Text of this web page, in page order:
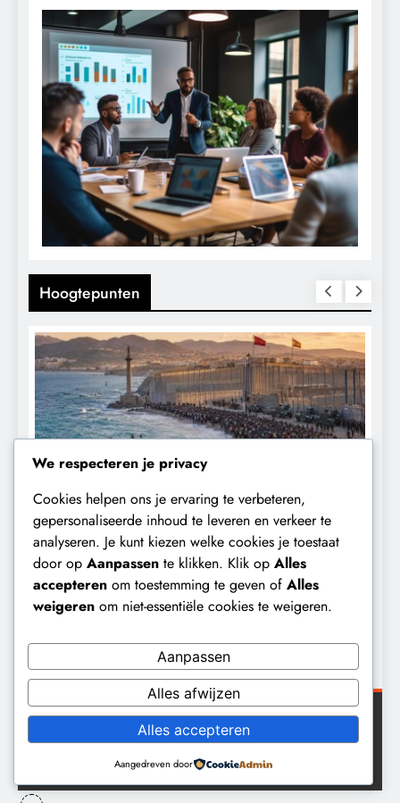
Hoogtepunten
CONTROLE GEOPOLITIEK
De Realiteit aan de Grens van Ceuta:
Boots on the Ground.
2 dagen geleden
Digital Newspaper - Veelzijdig nieuws WordPress
thema 2026. Powered By BlazeThemes
We respecteren je privacy
Cookies helpen ons je ervaring te verbeteren,
gepersonaliseerde inhoud te leveren en verkeer te
analyseren. Je kunt kiezen welke cookies je toestaat
door op Aanpassen te klikken. Klik op Alles
accepteren om toestemming te geven of Alles
weigeren om niet-essentiële cookies te weigeren.
Aanpassen
Alles afwijzen
Alles accepteren
Aangedreven door